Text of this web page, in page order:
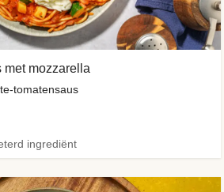
met mozzarella
tomatensaus
ingrediënt